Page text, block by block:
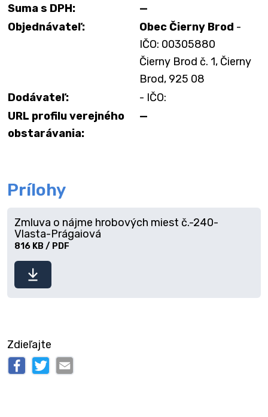
Suma s DPH:
—
Objednávateľ:
Obec Čierny Brod -
IČO: 00305880
Čierny Brod č. 1, Čierny
Brod, 925 08
Dodávateľ:
- IČO:
URL profilu verejného
obstarávania:
—
Prílohy
súbor
Zmluva o nájme hrobových miest č.-240-
Vlasta-Prágaiová
816 KB / PDF
Zdieľajte